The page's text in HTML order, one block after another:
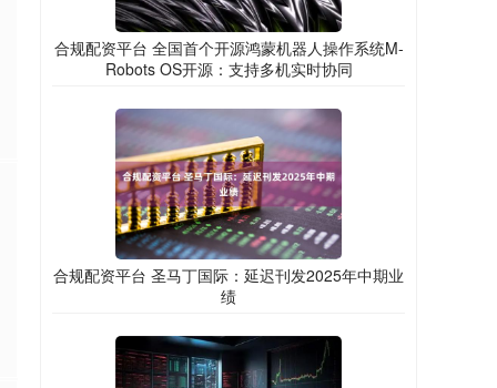
合规配资平台 全国首个开源鸿蒙机器人操作系统M-
Robots OS开源：支持多机实时协同
合规配资平台 圣马丁国际：延迟刊发2025年中期业
绩